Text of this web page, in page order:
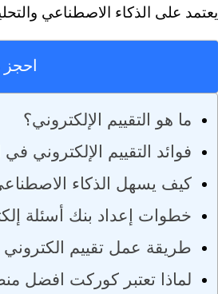
يعتمد على الذكاء الاصطناعي
احجز
ما هو التقييم الإلكتروني؟
فوائد التقييم الإلكتروني
كيف يسهل الذكاء
خطوات إعداد بنك أسئلة
طريقة عمل تقييم
لماذا تعتبر كوركت افضل